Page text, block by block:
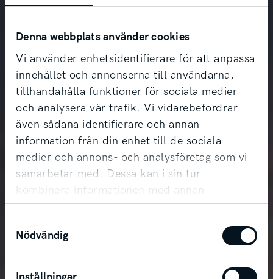
Denna webbplats använder cookies
Vi använder enhetsidentifierare för att anpassa
innehållet och annonserna till användarna,
tillhandahålla funktioner för sociala medier
och analysera vår trafik. Vi vidarebefordrar
även sådana identifierare och annan
information från din enhet till de sociala
medier och annons- och analysföretag som vi
samarbetar med. Dessa kan i sin tur
kombinera informationen med annan
information som du har tillhandahållit eller
som de har samlat in när du har använt deras
tjänster.
Nödvändig
Kia Sportage Plug-In
Hybrid